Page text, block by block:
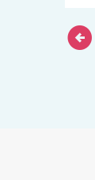
arrow_circle_left